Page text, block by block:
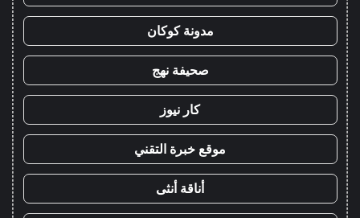
مدونة كوكان
صحيفة نهج
كار نيوز
موقع خبرة التقني
أناقة أنثى